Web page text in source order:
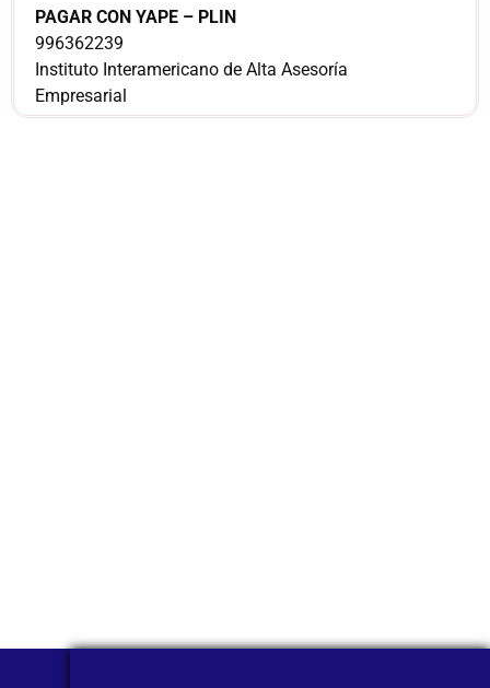
PAGAR CON YAPE – PLIN
996362239
Instituto Interamericano de Alta Asesoría
Empresarial